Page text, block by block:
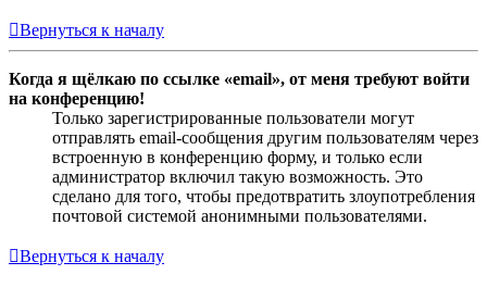
Вернуться к началу
Когда я щёлкаю по ссылке «email», от меня требуют войти
на конференцию!
Только зарегистрированные пользователи могут
отправлять email-сообщения другим пользователям через
встроенную в конференцию форму, и только если
администратор включил такую возможность. Это
сделано для того, чтобы предотвратить злоупотребления
почтовой системой анонимными пользователями.
Вернуться к началу